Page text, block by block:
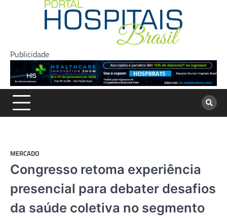
Publicidade
MERCADO
Congresso retoma experiência
presencial para debater desafios
da saúde coletiva no segmento